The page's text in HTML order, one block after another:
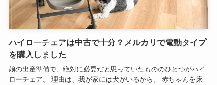
ハイローチェアは中古で十分？メルカリで電動タイプ
を購入しました
娘の出産準備で、絶対に必要だと思っていたもののひとつがハイ
ローチェア。 理由は、我が家には犬がいるから。 赤ちゃんを床